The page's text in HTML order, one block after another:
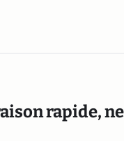
rapide,